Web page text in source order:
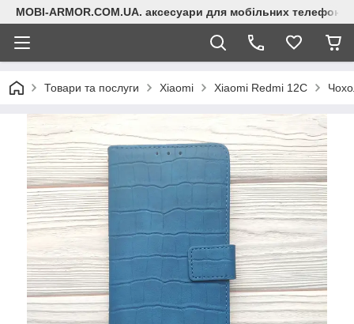
MOBI-ARMOR.COM.UA. аксесуари для мобільних телефонів
Товари та послуги Xiaomi Xiaomi Redmi 12C